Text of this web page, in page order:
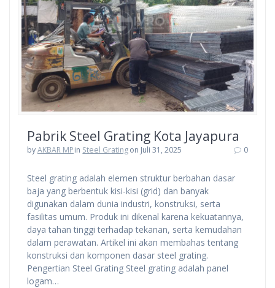
Pabrik Steel Grating Kota Jayapura
byAKBAR MPin Steel Gratingon Juli 31, 2025 0
Steel grating adalah elemen struktur berbahan dasar
baja yang berbentuk kisi-kisi (grid) dan banyak
digunakan dalam dunia industri, konstruksi, serta
fasilitas umum. Produk ini dikenal karena kekuatannya,
daya tahan tinggi terhadap tekanan, serta kemudahan
dalam perawatan. Artikel ini akan membahas tentang
konstruksi dan komponen dasar steel grating.
Pengertian Steel Grating Steel grating adalah panel
logam…